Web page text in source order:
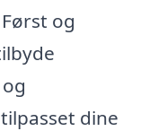
Først og
dine